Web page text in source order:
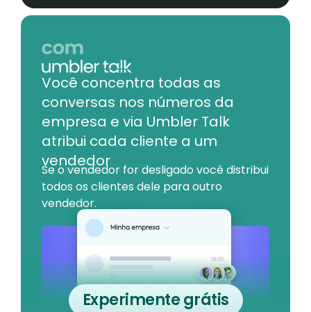
Você concentra todas as
conversas nos números da
empresa e via Umbler Talk
atribui cada cliente a um
vendedor
Se o vendedor for desligado você distribui
todos os clientes dele para outro
vendedor.
Experimente grátis